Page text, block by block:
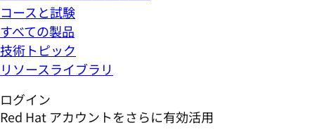
コースと試験
すべての製品
技術トピック
リソースライブラリ
ログイン
Red Hat アカウントをさらに有効活用